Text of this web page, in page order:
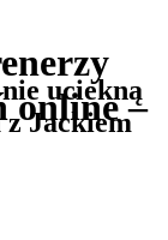
online –
uciekną
z Jackiem